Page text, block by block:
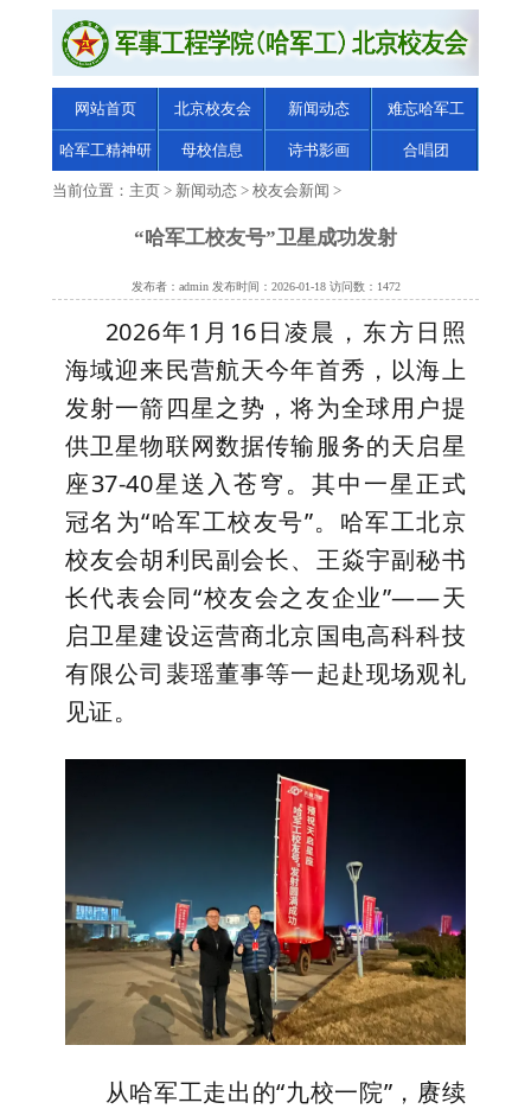
网站首页 北京校友会 新闻动态 难忘哈军工
哈军工精神研
究
母校信息 诗书影画 合唱团
当前位置： 主页 > 新闻动态 > 校友会新闻 >
“哈军工校友号”卫星成功发射
发布者：admin 发布时间：2026-01-18 访问数：1472
2026年1月16日凌晨，东方日照
海域迎来民营航天今年首秀，以海上
发射一箭四星之势，将为全球用户提
供卫星物联网数据传输服务的天启星
座37-40星送入苍穹。其中一星正式
冠名为“哈军工校友号”。哈军工北京
校友会胡利民副会长、王焱宇副秘书
长代表会同“校友会之友企业”——天
启卫星建设运营商北京国电高科科技
有限公司裴瑶董事等一起赴现场观礼
见证。
从哈军工走出的“九校一院”，赓续